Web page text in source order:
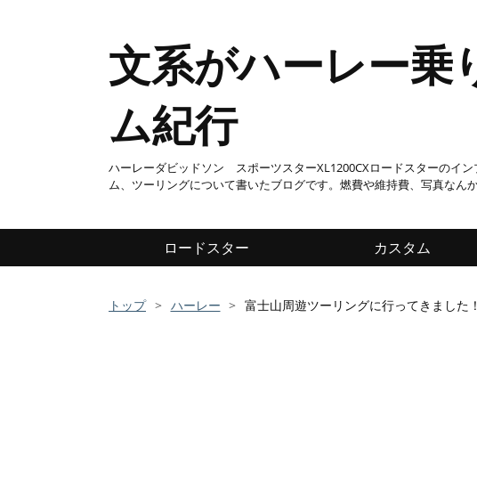
文系がハーレー乗
ム紀行
ハーレーダビッドソン スポーツスターXL1200CXロードスターのイン
ム、ツーリングについて書いたブログです。燃費や維持費、写真なんか
ロードスター カスタム
トップ > ハーレー > 富士山周遊ツーリングに行ってきました！